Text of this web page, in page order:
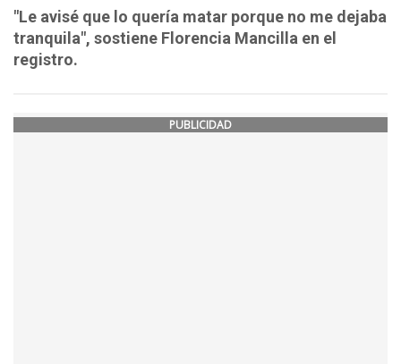
"Le avisé que lo quería matar porque no me dejaba
tranquila", sostiene Florencia Mancilla en el
registro.
PUBLICIDAD